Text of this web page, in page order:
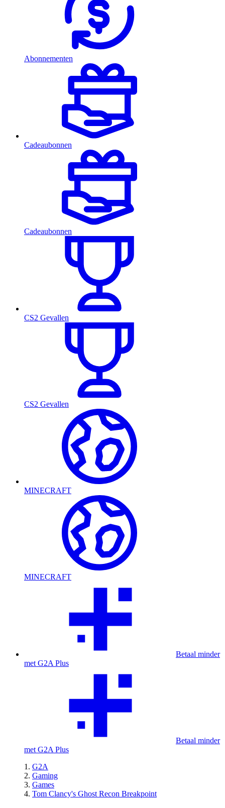
Abonnementen
Cadeaubonnen
Cadeaubonnen
CS2 Gevallen
CS2 Gevallen
MINECRAFT
MINECRAFT
Betaal minder
met G2A Plus
Betaal minder
met G2A Plus
G2A
Gaming
Games
Tom Clancy's Ghost Recon Breakpoint